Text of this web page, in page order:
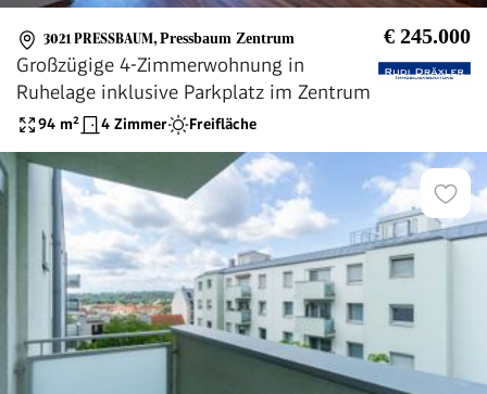
3021 PRESSBAUM, Pressbaum Zentrum € 245.000
Großzügige 4-Zimmerwohnung in
Ruhelage inklusive Parkplatz im Zentrum
94 m² 4 Zimmer Freifläche